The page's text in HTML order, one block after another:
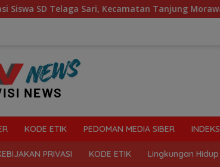
Kecamatan Tanjung Morawa Kelola Sampah
KODE ETIK PEDOMAN MEDIA SIBER INDEKS
PRIVASI KODE ETIK Lingkungan Hidup